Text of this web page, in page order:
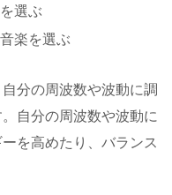
選ぶ
楽を選ぶ
分の周波数や波動に調
自分の周波数や波動に
を高めたり、バランス